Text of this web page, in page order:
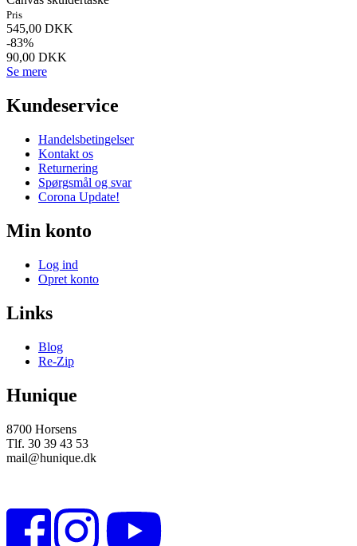
Pris
545,00 DKK
-83%
90,00 DKK
Se mere
Kundeservice
Handelsbetingelser
Kontakt os
Returnering
Spørgsmål og svar
Corona Update!
Min konto
Log ind
Opret konto
Links
Blog
Re-Zip
Hunique
8700 Horsens
Tlf. 30 39 43 53
mail@hunique.dk